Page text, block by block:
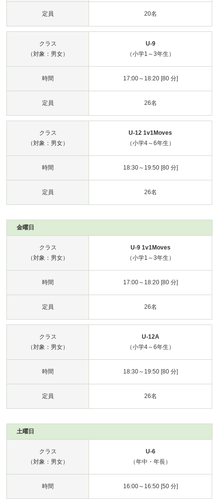
定員 20名
クラス
（対象：男女）
U-9
（小学1～3年生）
時間 17:00～18:20 [80 分]
定員 26名
クラス
（対象：男女）
U-12 1v1Moves
（小学4～6年生）
時間 18:30～19:50 [80 分]
定員 26名
金曜日
クラス
（対象：男女）
U-9 1v1Moves
（小学1～3年生）
時間 17:00～18:20 [80 分]
定員 26名
クラス
（対象：男女）
U-12A
（小学4～6年生）
時間 18:30～19:50 [80 分]
定員 26名
土曜日
クラス
（対象：男女）
U-6
（年中・年長）
時間 16:00～16:50 [50 分]